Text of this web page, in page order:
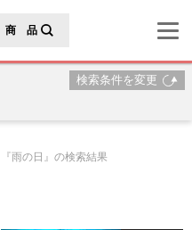
商 品
検索条件を変更
『雨の日』の検索結果